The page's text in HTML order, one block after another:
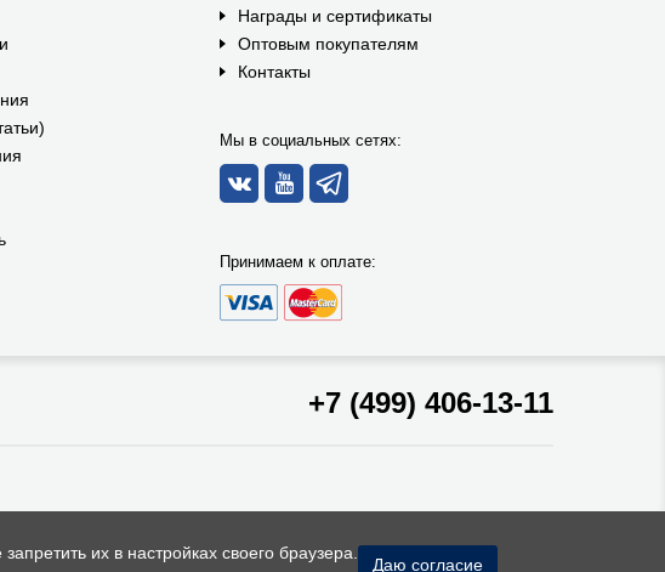
Награды и сертификаты
Оптовым покупателям
Контакты
Мы в социальных сетях:
Принимаем к оплате:
+7 (499) 406-13-11
их в настройках своего браузера.
Даю согласие